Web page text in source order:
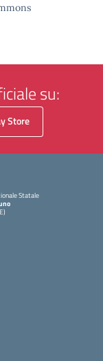
su:
Store
Statale